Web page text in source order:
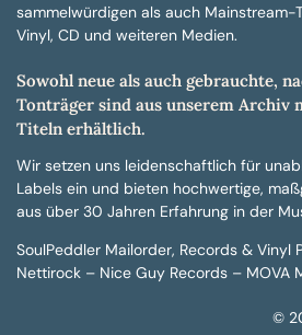
sammelwürdigen als auch
Vinyl, CD und weiteren Medien.
Sowohl neue als auch gebrauchte,
Tonträger sind aus unserem Archiv
Titeln erhältlich.
Wir setzen uns leidenschaftlich für
Labels ein und bieten hochwertige,
aus über 30 Jahren Erfahrung in der
SoulPeddler Mailorder, Records & Vinyl
Nettirock – Nice Guy Records – MOVA
©